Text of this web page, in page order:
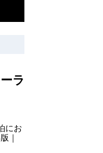
ラ
にお
｜